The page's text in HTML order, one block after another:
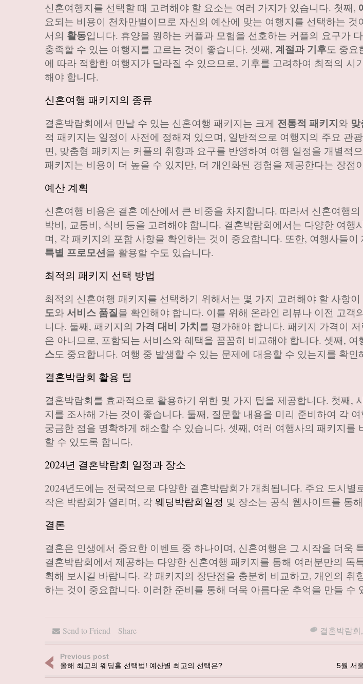
신혼여행지를 선택할 때 고려해야 할 요소는 여러 가지가 있습니다. 첫째,
요되는 비용이 천차만별이므로 자신의 예산에 맞는 여행지를 선택하는 것
서의 활동입니다. 휴양을 원하는 커플과 모험을 선호하는 커플의 요구가
충족할 수 있는 여행지를 고르는 것이 좋습니다. 셋째, 계절과 기후도 중요
에 따라 적합한 여행지가 달라질 수 있으므로, 기후를 고려하여 최적의 시
해야 합니다.
신혼여행 패키지의 종류
결혼박람회에서 만날 수 있는 신혼여행 패키지는 크게 전통적 패키지와
적 패키지는 일정이 사전에 정해져 있으며, 일반적으로 여행지의 주요 관
면, 맞춤형 패키지는 커플의 취향과 요구를 반영하여 여행 일정을 개별적
패키지는 비용이 더 높을 수 있지만, 더 개인화된 경험을 제공한다는 장점
예산 계획
신혼여행 비용은 결혼 예산에서 큰 비중을 차지합니다. 따라서 신혼여행
박비, 교통비, 식비 등을 고려해야 합니다. 결혼박람회에서는 다양한 여행
며, 각 패키지의 포함 사항을 확인하는 것이 중요합니다. 또한, 여행사들이
특별 프로모션을 활용할 수도 있습니다.
최적의 패키지 선택 방법
최적의 신혼여행 패키지를 선택하기 위해서는 몇 가지 고려해야 할 사항
도와 서비스 품질을 확인해야 합니다. 이를 위해 온라인 리뷰나 이전 고객
니다. 둘째, 패키지의 가격 대비 가치를 평가해야 합니다. 패키지 가격이
은 아니므로, 포함되는 서비스와 혜택을 꼼꼼히 비교해야 합니다. 셋째, 여
스도 중요합니다. 여행 중 발생할 수 있는 문제에 대응할 수 있는지를 확인
결혼박람회 활용 팁
결혼박람회를 효과적으로 활용하기 위한 몇 가지 팁을 제공합니다. 첫째,
지를 조사해 가는 것이 좋습니다. 둘째, 질문할 내용을 미리 준비하여 각
궁금한 점을 명확하게 해소할 수 있습니다. 셋째, 여러 여행사의 패키지를
할 수 있도록 합니다.
2024년 결혼박람회 일정과 장소
2024년도에는 전국적으로 다양한 결혼박람회가 개최됩니다. 주요 도시별
작은 박람회가 열리며, 각 웨딩박람회일정 및 장소는 공식 웹사이트를 통
결론
결혼은 인생에서 중요한 이벤트 중 하나이며, 신혼여행은 그 시작을 더욱
결혼박람회에서 제공하는 다양한 신혼여행 패키지를 통해 여러분만의 독
획해 보시길 바랍니다. 각 패키지의 장단점을 충분히 비교하고, 개인의 취
하는 것이 중요합니다. 이러한 준비를 통해 더욱 아름다운 추억을 만들 수
Send to Friend Share 결혼박람회,
Previous post
올해 최고의 웨딩홀 선택법! 예산별 최고의 선택은?
5월 서